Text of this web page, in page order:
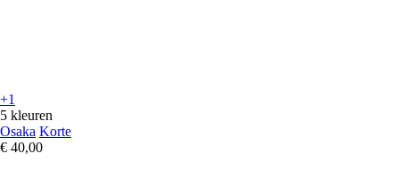
+1
5 kleuren
Osaka Korte
€ 40,00